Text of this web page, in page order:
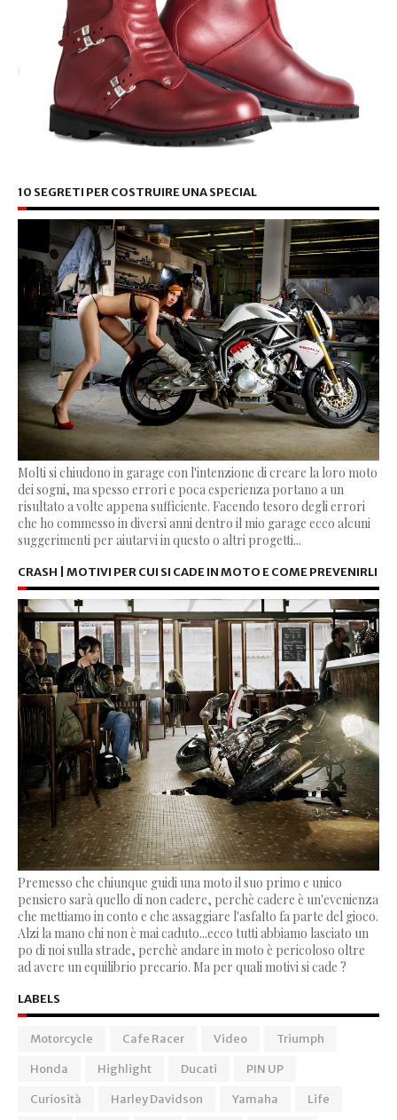
10 SEGRETI PER COSTRUIRE UNA SPECIAL
Molti si chiudono in garage con l'intenzione di creare la loro moto
dei sogni, ma spesso errori e poca esperienza portano a un
risultato a volte appena sufficiente. Facendo tesoro degli errori
che ho commesso in diversi anni dentro il mio garage ecco alcuni
suggerimenti per aiutarvi in questo o altri progetti...
CRASH | MOTIVI PER CUI SI CADE IN MOTO E COME PREVENIRLI
Premesso che chiunque guidi una moto il suo primo e unico
pensiero sarà quello di non cadere, perchè cadere è un'evenienza
che mettiamo in conto e che assaggiare l'asfalto fa parte del gioco.
Alzi la mano chi non è mai caduto...ecco tutti abbiamo lasciato un
po di noi sulla strade, perchè andare in moto è pericoloso oltre
ad avere un equilibrio precario. Ma per quali motivi si cade ?
LABELS
Motorcycle Cafe Racer Video
Triumph
Honda
Highlight Ducati
PIN UP
Curiosità
Harley Davidson Yamaha
Life